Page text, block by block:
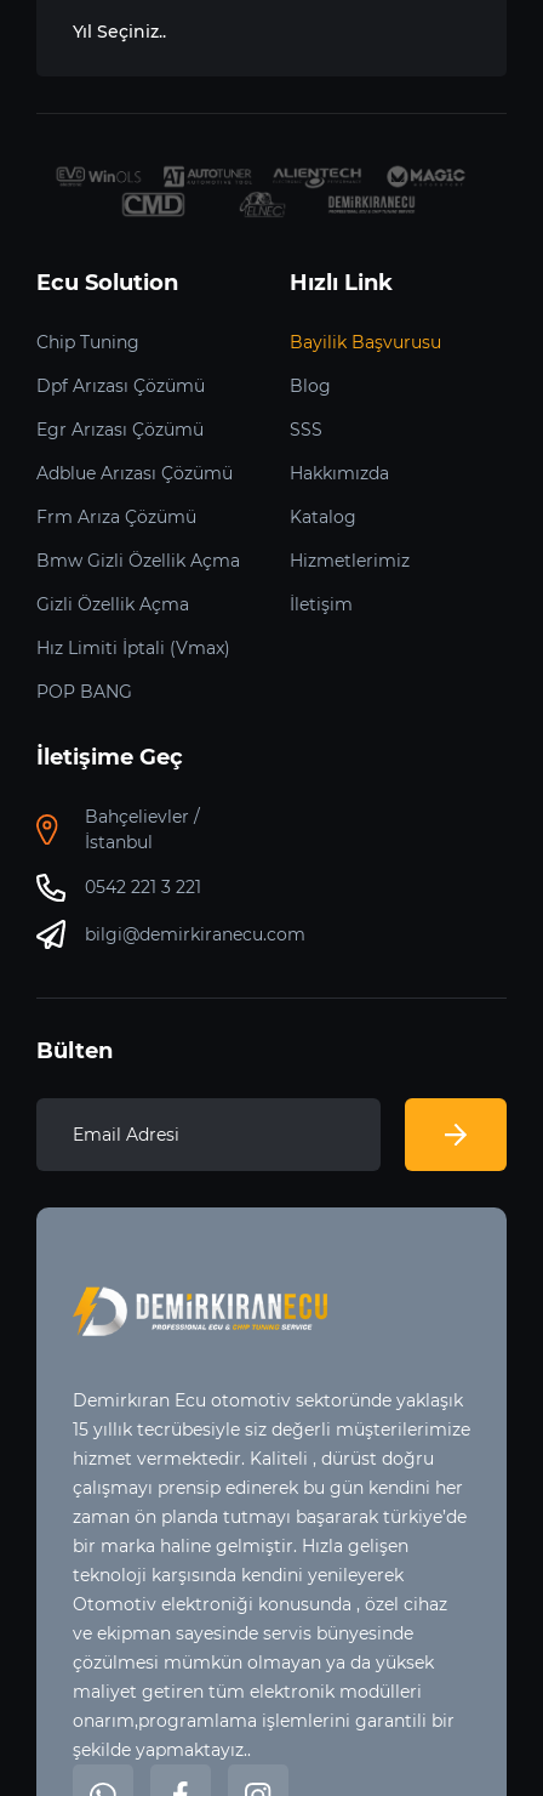
Yıl Seçiniz..
Ecu Solution
Chip Tuning
Dpf Arızası Çözümü
Egr Arızası Çözümü
Adblue Arızası Çözümü
Frm Arıza Çözümü
Bmw Gizli Özellik Açma
Gizli Özellik Açma
Hız Limiti İptali (Vmax)
POP BANG
Hızlı Link
Bayilik Başvurusu
Blog
SSS
Hakkımızda
Katalog
Hizmetlerimiz
İletişim
İletişime Geç
Bahçelievler /
İstanbul
0542 221 3 221
bilgi@demirkiranecu.com
Bülten
Demirkıran Ecu otomotiv sektoründe yaklaşık
15 yıllık tecrübesiyle siz değerli müşterilerimize
hizmet vermektedir. Kaliteli , dürüst doğru
çalışmayı prensip edinerek bu gün kendini her
zaman ön planda tutmayı başararak türkiye’de
bir marka haline gelmiştir. Hızla gelişen
teknoloji karşısında kendini yenileyerek
Otomotiv elektroniği konusunda , özel cihaz
ve ekipman sayesinde servis bünyesinde
çözülmesi mümkün olmayan ya da yüksek
maliyet getiren tüm elektronik modülleri
onarım,programlama işlemlerini garantili bir
şekilde yapmaktayız..